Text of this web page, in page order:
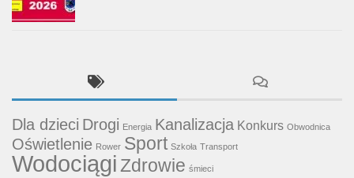
Dla dzieci Drogi Energia Kanalizacja Konkurs Obwodnica
Oświetlenie Rower Sport Szkoła Transport
WodociągiZdrowie śmieci